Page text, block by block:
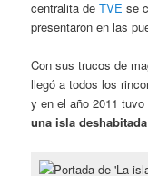
centralita deTVE se
presentaron en las
Con sus trucos de
llegó a todos los
y en el año 2011
una isla